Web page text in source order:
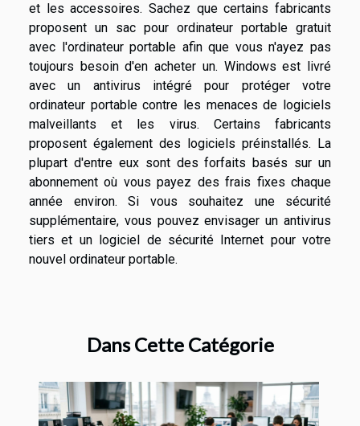
et les accessoires. Sachez que certains fabricants
proposent un sac pour ordinateur portable gratuit
avec l'ordinateur portable afin que vous n'ayez pas
toujours besoin d'en acheter un. Windows est livré
avec un antivirus intégré pour protéger votre
ordinateur portable contre les menaces de logiciels
malveillants et les virus. Certains fabricants
proposent également des logiciels préinstallés. La
plupart d'entre eux sont des forfaits basés sur un
abonnement où vous payez des frais fixes chaque
année environ. Si vous souhaitez une sécurité
supplémentaire, vous pouvez envisager un antivirus
tiers et un logiciel de sécurité Internet pour votre
nouvel ordinateur portable.
Dans Cette Catégorie